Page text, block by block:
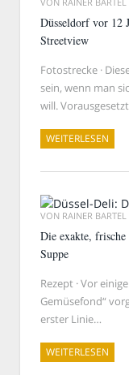
Düsseldorf vor 12
Streetview
Fotostrecke ·
sein, wenn man
will.
WEITERLESEN
VON RAINER BARTEL
Die exakte,
Suppe
Rezept · Vor
Gemüsefond“
erster Linie…
WEITERLESEN